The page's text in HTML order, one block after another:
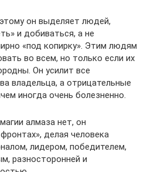
он выделяет людей,
и добиваться, а не
«под копирку». Этим людям
во всем, но только если их
Он усилит все
владельца, а отрицательные
иногда очень болезненно.
алмаза нет, он
делая человека
лидером, победителем,
разносторонней и